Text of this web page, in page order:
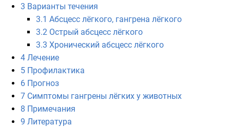
3 Варианты течения
3.1 Абсцесс лёгкого, гангрена лёгкого
3.2 Острый абсцесс лёгкого
3.3 Хронический абсцесс лёгкого
4 Лечение
5 Профилактика
6 Прогноз
7 Симптомы гангрены лёгких у животных
8 Примечания
9 Литература